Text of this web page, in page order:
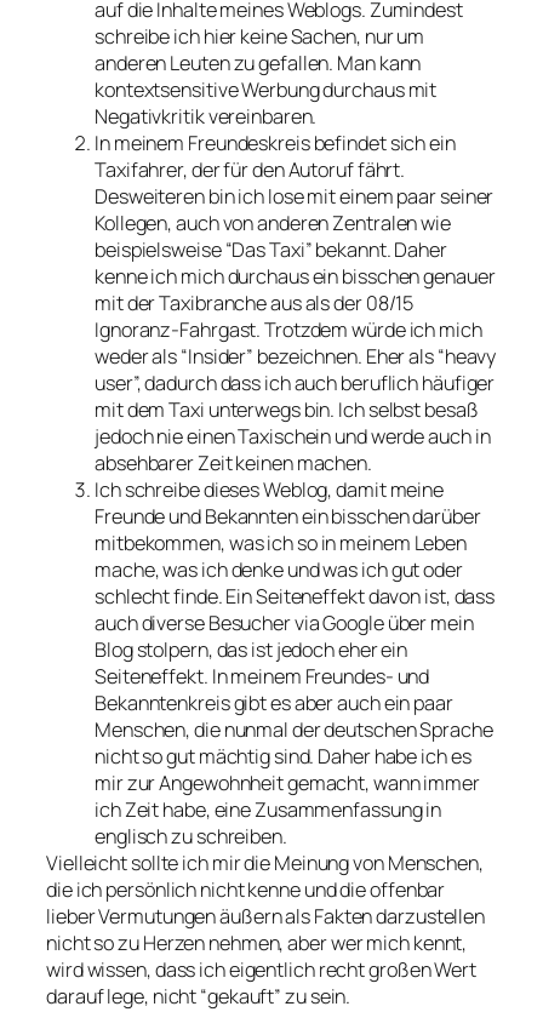
auf die Inhalte meines Weblogs. Zumindest
schreibe ich hier keine Sachen, nur um
anderen Leuten zu gefallen. Man kann
kontextsensitive Werbung durchaus mit
Negativkritik vereinbaren.
In meinem Freundeskreis befindet sich ein
Taxifahrer, der für den Autoruf fährt.
Desweiteren bin ich lose mit einem paar seiner
Kollegen, auch von anderen Zentralen wie
beispielsweise “Das Taxi” bekannt. Daher
kenne ich mich durchaus ein bisschen genauer
mit der Taxibranche aus als der 08/15
Ignoranz-Fahrgast. Trotzdem würde ich mich
weder als “Insider” bezeichnen. Eher als “heavy
user”, dadurch dass ich auch beruflich häufiger
mit dem Taxi unterwegs bin. Ich selbst besaß
jedoch nie einen Taxischein und werde auch in
absehbarer Zeit keinen machen.
Ich schreibe dieses Weblog, damit meine
Freunde und Bekannten ein bisschen darüber
mitbekommen, was ich so in meinem Leben
mache, was ich denke und was ich gut oder
schlecht finde. Ein Seiteneffekt davon ist, dass
auch diverse Besucher via Google über mein
Blog stolpern, das ist jedoch eher ein
Seiteneffekt. In meinem Freundes- und
Bekanntenkreis gibt es aber auch ein paar
Menschen, die nunmal der deutschen Sprache
nicht so gut mächtig sind. Daher habe ich es
mir zur Angewohnheit gemacht, wann immer
ich Zeit habe, eine Zusammenfassung in
englisch zu schreiben.
Vielleicht sollte ich mir die Meinung von Menschen,
die ich persönlich nicht kenne und die offenbar
lieber Vermutungen äußern als Fakten darzustellen
nicht so zu Herzen nehmen, aber wer mich kennt,
wird wissen, dass ich eigentlich recht großen Wert
darauf lege, nicht “gekauft” zu sein.